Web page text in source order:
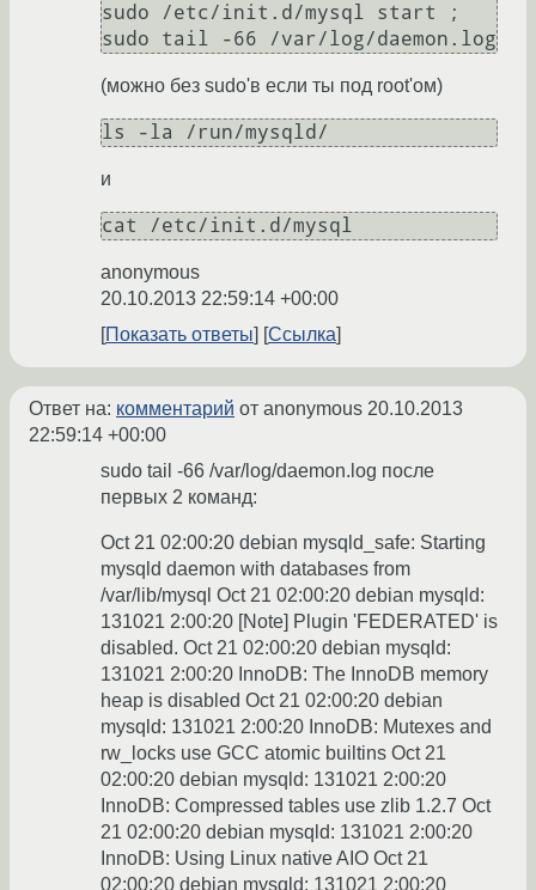
sudo /etc/init.d/mysql start ;
(можно без sudo'в если ты под root'ом)
и
anonymous
20.10.2013 22:59:14 +00:00
Показать ответы
Ссылка
Ответ на: комментарий от anonymous 20.10.2013
22:59:14 +00:00
sudo tail -66 /var/log/daemon.log после
первых 2 команд:
Oct 21 02:00:20 debian mysqld_safe: Starting
mysqld daemon with databases from
/var/lib/mysql Oct 21 02:00:20 debian mysqld:
131021 2:00:20 [Note] Plugin 'FEDERATED' is
disabled. Oct 21 02:00:20 debian mysqld:
131021 2:00:20 InnoDB: The InnoDB memory
heap is disabled Oct 21 02:00:20 debian
mysqld: 131021 2:00:20 InnoDB: Mutexes and
rw_locks use GCC atomic builtins Oct 21
02:00:20 debian mysqld: 131021 2:00:20
InnoDB: Compressed tables use zlib 1.2.7 Oct
21 02:00:20 debian mysqld: 131021 2:00:20
InnoDB: Using Linux native AIO Oct 21
02:00:20 debian mysqld: 131021 2:00:20